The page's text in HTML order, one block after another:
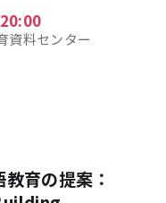
資料センター
育の提案：